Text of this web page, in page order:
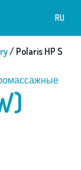
RU
/ Polaris HP S